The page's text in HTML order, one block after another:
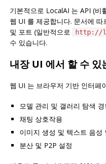
기본적으로 LocalAI 는 API (비
웹 UI 를 제공합니다. 문서에
및 포트 (일반적으로
http://
수 있습니다.
내장 UI 에서 할 수 있
웹 UI 는 브라우저 기반 인터페
모델 관리 및 갤러리 탐색 경
채팅 상호작용
이미지 생성 및 텍스트 음성
분산 및 P2P 설정